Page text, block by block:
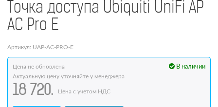
Точка доступа Ubiquiti UniFi AP
AC Pro E
Артикул: UAP-AC-PRO-E
В наличии
Цена не обновлена
Актуальную цену уточняйте у менеджера
18 720. Цена с учетом НДС